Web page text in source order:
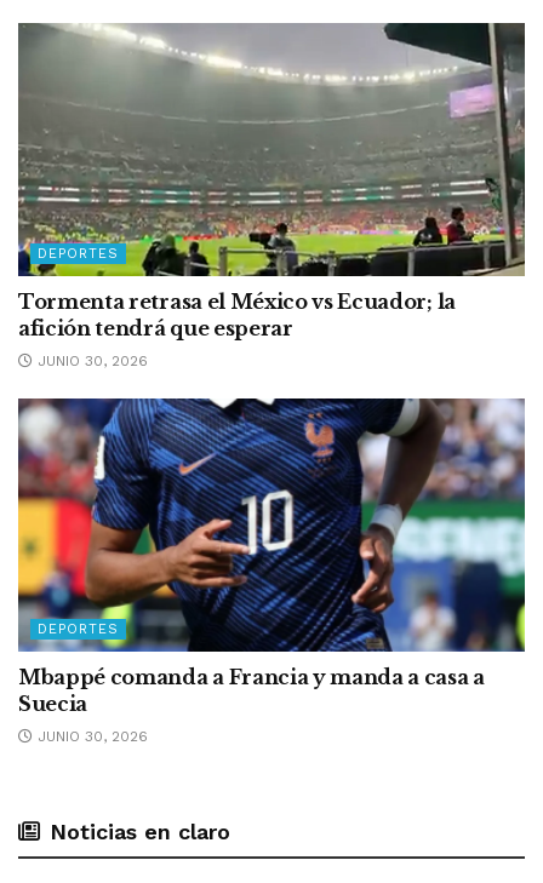
DEPORTES
Tormenta retrasa el México vs Ecuador; la
afición tendrá que esperar
JUNIO 30, 2026
DEPORTES
Mbappé comanda a Francia y manda a casa a
Suecia
JUNIO 30, 2026
Noticias en claro